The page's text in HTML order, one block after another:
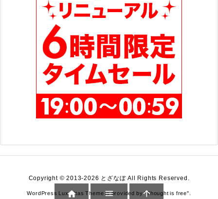
Copyright ©2013-2026 とざなぼAll Rights Reserved.
WordPress Luxeritas Theme is provided by "Thought is free".
  